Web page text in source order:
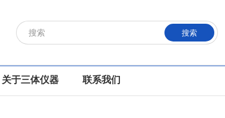
搜索
关于三体仪器 联系我们